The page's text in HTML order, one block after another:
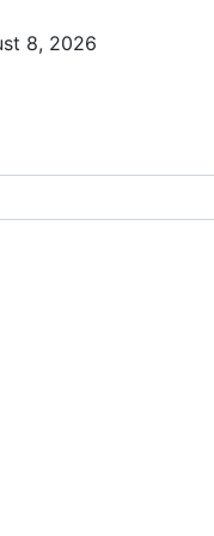
8, 2026
চেতনায় উদ্বুদ্ধ